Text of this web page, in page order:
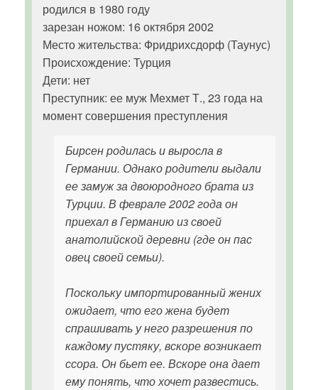
родился в 1980 году
зарезан ножом: 16 октября 2002
Место жительства: Фридрихсдорф (Таунус)
Происхождение: Турция
Дети: нет
Преступник: ее муж Мехмет Т., 23 года на
момент совершения преступления
Бирсен родилась и выросла в
Германии. Однако родители выдали
ее замуж за двоюродного брата из
Турции. В феврале 2002 года он
приехал в Германию из своей
анатолийской деревни (где он пас
овец своей семьи).
Поскольку импортированный жених
ожидает, что его жена будет
спрашивать у него разрешения по
каждому пустяку, вскоре возникает
ссора. Он бьет ее. Вскоре она дает
ему понять, что хочет развестись.